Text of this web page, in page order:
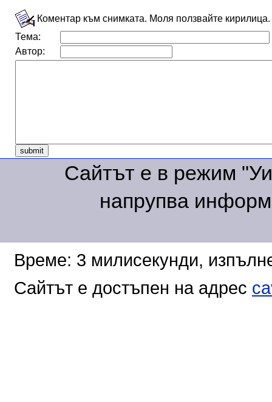
Коментар към снимката. Моля ползвайте кирилица.
Тема:
Автор:
Сайтът е в режим
напрупва
Време: 3 милисекунди,
Сайтът е достъпен на адрес